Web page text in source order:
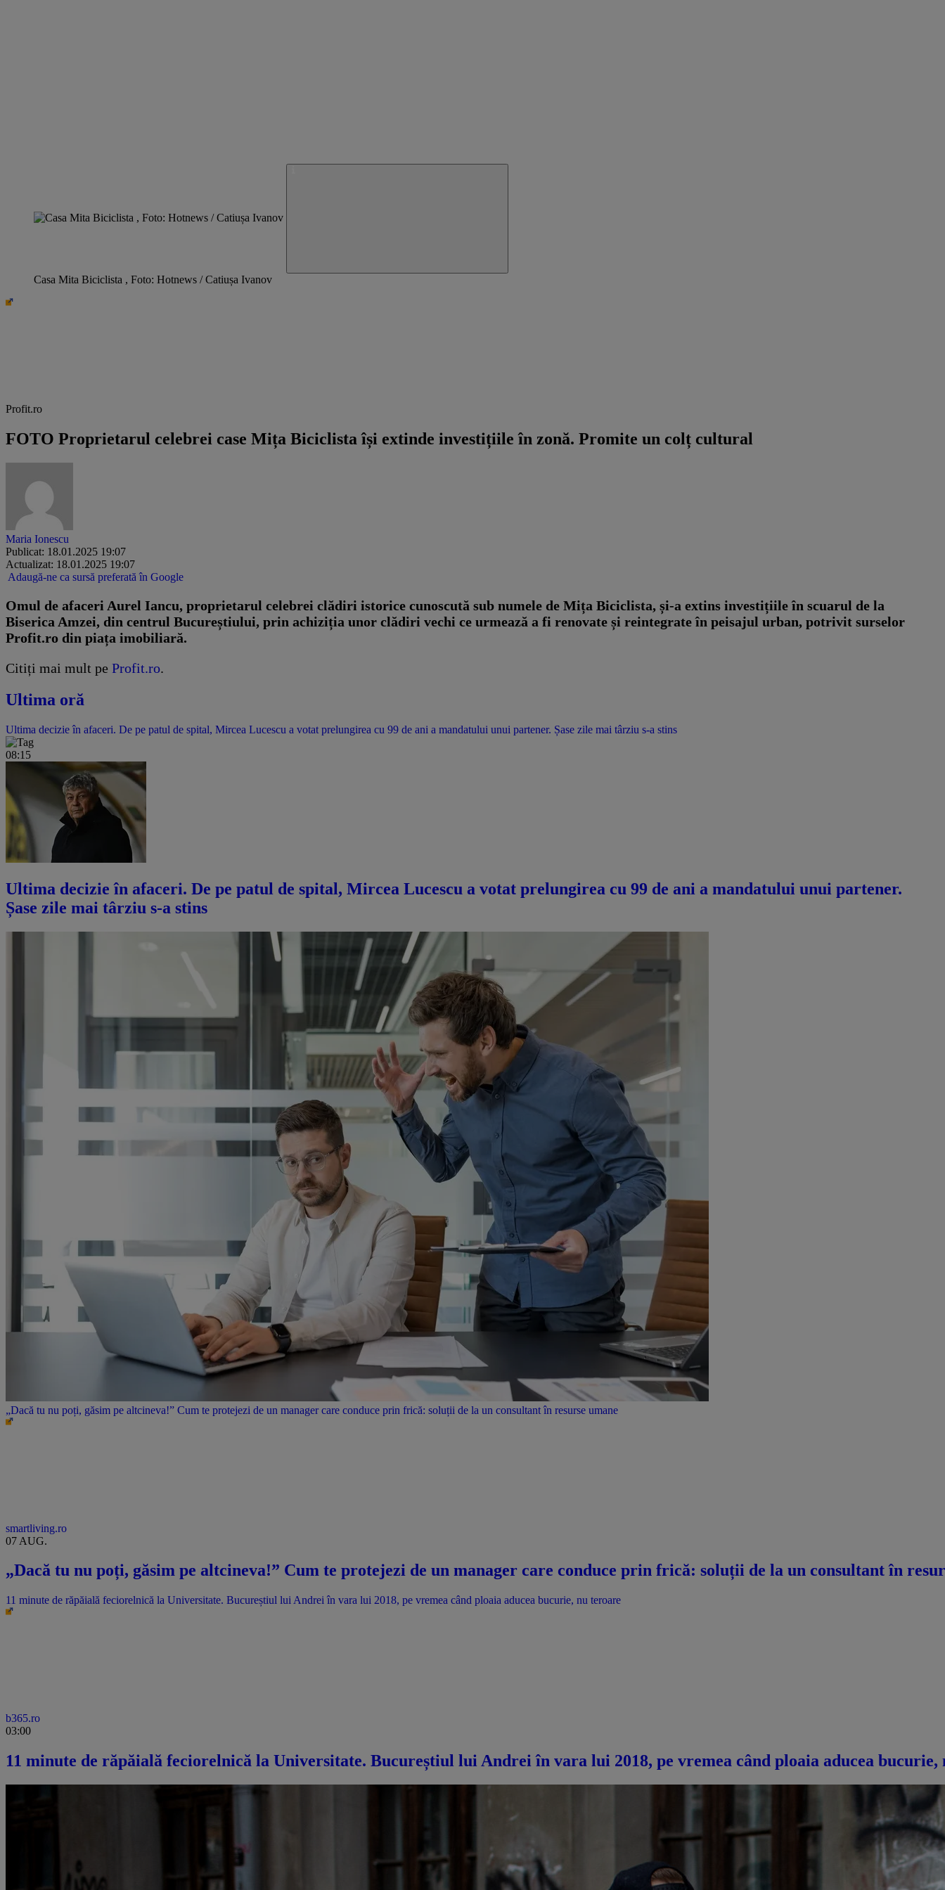
Casa Mita Biciclista , Foto: Hotnews / Catiușa Ivanov
Profit.ro
FOTO Proprietarul celebrei case Mița Biciclista își extinde investițiile în zonă. Promite un colț cultural
Maria Ionescu
Publicat: 18.01.2025 19:07
Actualizat: 18.01.2025 19:07
Adaugă-ne ca sursă preferată în Google
Omul de afaceri Aurel Iancu, proprietarul celebrei clădiri istorice cunoscută sub numele de Mița Biciclista, și-a extins investițiile în scuarul de la
Biserica Amzei, din centrul Bucureștiului, prin achiziția unor clădiri vechi ce urmează a fi renovate și reintegrate în peisajul urban, potrivit surselor
Profit.ro din piața imobiliară.
Citiți mai mult pe Profit.ro.
Ultima oră
Ultima decizie în afaceri. De pe patul de spital, Mircea Lucescu a votat prelungirea cu 99 de ani a mandatului unui partener. Șase zile mai târziu s-a stins
08:15
Ultima decizie în afaceri. De pe patul de spital, Mircea Lucescu a votat prelungirea cu 99 de ani a mandatului unui partener.
Șase zile mai târziu s-a stins
„Dacă tu nu poți, găsim pe altcineva!” Cum te protejezi de un manager care conduce prin frică: soluții de la un consultant în resurse umane
smartliving.ro
07 AUG.
„Dacă tu nu poți, găsim pe altcineva!” Cum te protejezi de un manager care conduce prin frică: soluții de la un consultant în
11 minute de răpăială feciorelnică la Universitate. Bucureștiul lui Andrei în vara lui 2018, pe vremea când ploaia aducea bucurie, nu teroare
b365.ro
03:00
11 minute de răpăială feciorelnică la Universitate. Bucureștiul lui Andrei în vara lui 2018, pe vremea când ploaia aducea bucurie,